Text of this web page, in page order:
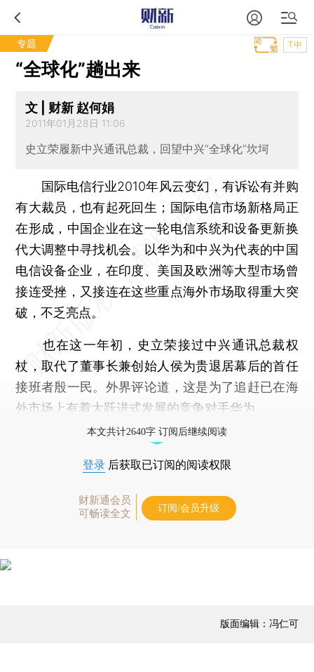
专题 T中
“全球化”趟出来
文 | 财新 赵何娟
2011年01月28日 11:06
史立荣履新中兴通讯总裁，回望中兴“全球化”坎坷
国际电信行业2010年风云变幻，有诉讼有并购
有大裁员，也有起死回生；国际电信市场新格局正
在形成，中国企业在这一轮电信系统和设备更新换
代大调整中寻找机会。以华为和中兴为代表的中国
电信设备企业，在印度、美国及欧洲等大型市场曾
接连受挫，又接连在这些重点海外市场取得重大突
破，不乏亮点。
也在这一年初，史立荣接过中兴通讯总裁权
杖，取代了董事长兼创始人侯为贵退居幕后的首任
接班者殷一民。外界评论道，这是为了追赶已在海
外市场上有着大跃进式发展的竞争对手华为。
本文共计2640字 订阅后继续阅读
登录 后获取已订阅的阅读权限
财新通会员
可畅读全文
订阅/会员升级
版面编辑：冯仁可